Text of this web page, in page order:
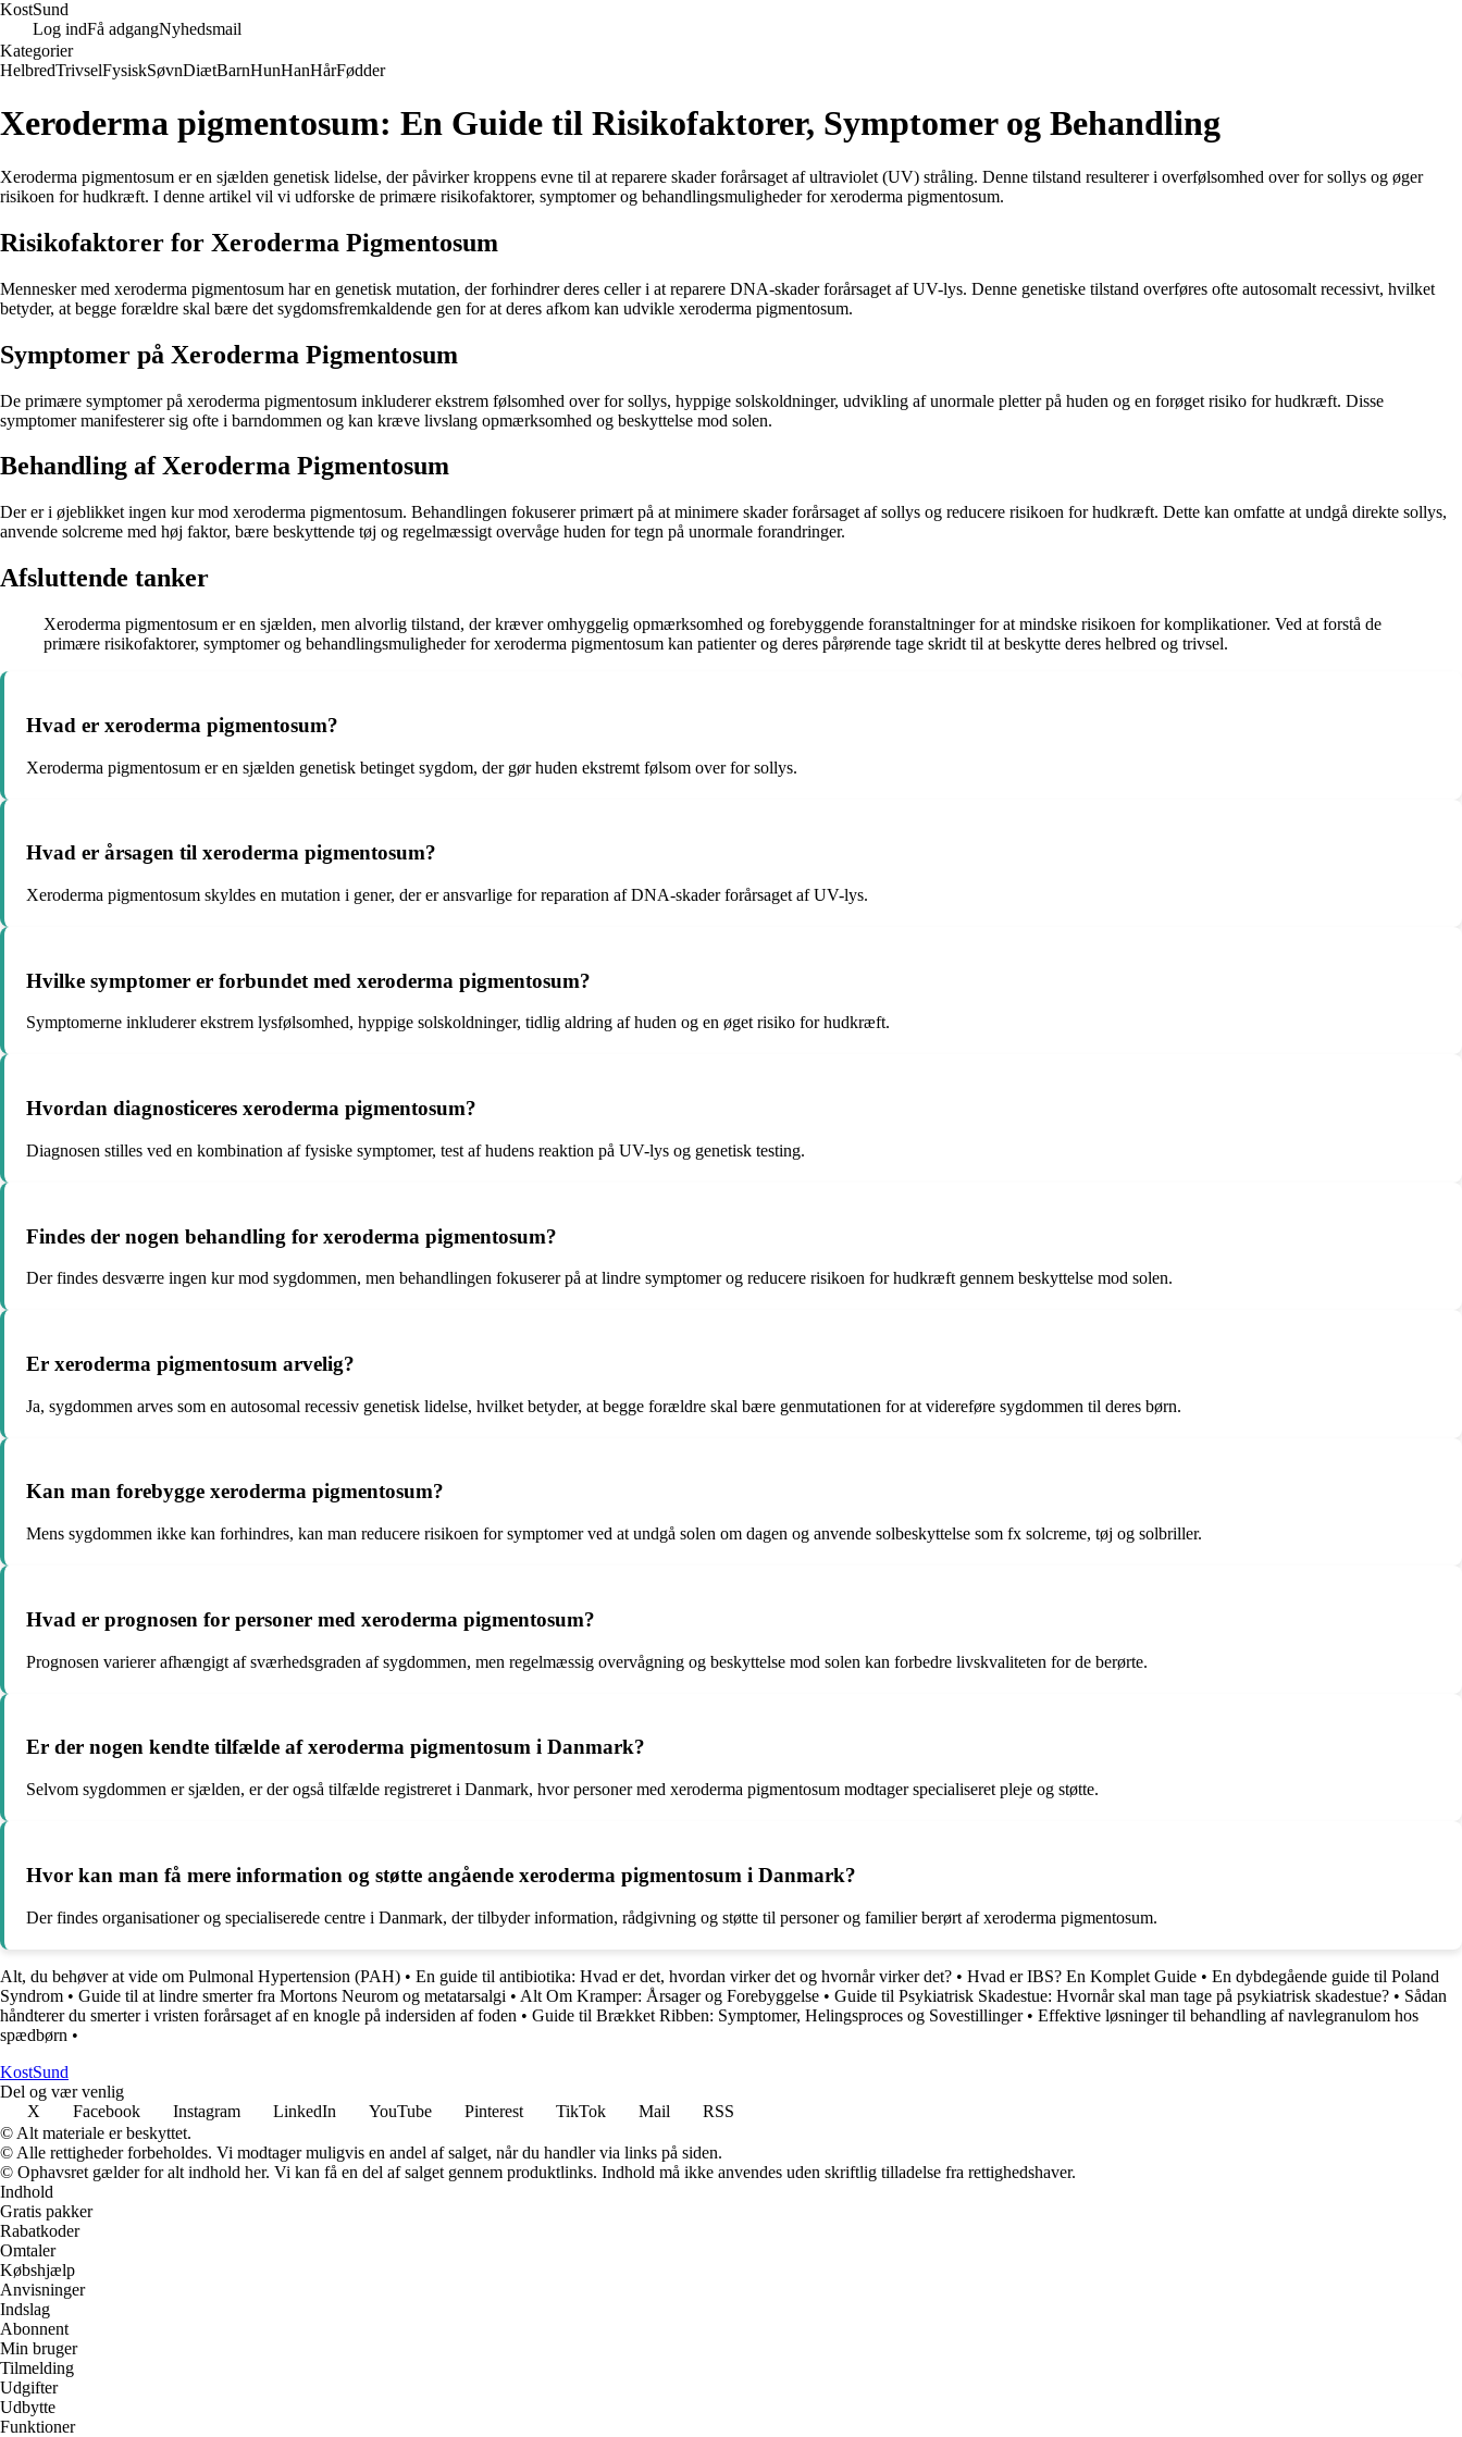
KostSund
Log indFå adgangNyhedsmail
Kategorier
HelbredTrivselFysiskSøvnDiætBarnHunHanHårFødder
Xeroderma pigmentosum: En Guide til Risikofaktorer, Symptomer og Behandling
Xeroderma pigmentosum er en sjælden genetisk lidelse, der påvirker kroppens evne til at reparere skader forårsaget af ultraviolet (UV) stråling. Denne tilstand resulterer i overfølsomhed over for sollys og øger
risikoen for hudkræft. I denne artikel vil vi udforske de primære risikofaktorer, symptomer og behandlingsmuligheder for xeroderma pigmentosum.
Risikofaktorer for Xeroderma Pigmentosum
Mennesker med xeroderma pigmentosum har en genetisk mutation, der forhindrer deres celler i at reparere DNA-skader forårsaget af UV-lys. Denne genetiske tilstand overføres ofte autosomalt recessivt, hvilket
betyder, at begge forældre skal bære det sygdomsfremkaldende gen for at deres afkom kan udvikle xeroderma pigmentosum.
Symptomer på Xeroderma Pigmentosum
De primære symptomer på xeroderma pigmentosum inkluderer ekstrem følsomhed over for sollys, hyppige solskoldninger, udvikling af unormale pletter på huden og en forøget risiko for hudkræft. Disse
symptomer manifesterer sig ofte i barndommen og kan kræve livslang opmærksomhed og beskyttelse mod solen.
Behandling af Xeroderma Pigmentosum
Der er i øjeblikket ingen kur mod xeroderma pigmentosum. Behandlingen fokuserer primært på at minimere skader forårsaget af sollys og reducere risikoen for hudkræft. Dette kan omfatte at undgå direkte sollys,
anvende solcreme med høj faktor, bære beskyttende tøj og regelmæssigt overvåge huden for tegn på unormale forandringer.
Afsluttende tanker
Xeroderma pigmentosum er en sjælden, men alvorlig tilstand, der kræver omhyggelig opmærksomhed og forebyggende foranstaltninger for at mindske risikoen for komplikationer. Ved at forstå de
primære risikofaktorer, symptomer og behandlingsmuligheder for xeroderma pigmentosum kan patienter og deres pårørende tage skridt til at beskytte deres helbred og trivsel.
Hvad er xeroderma pigmentosum?
Xeroderma pigmentosum er en sjælden genetisk betinget sygdom, der gør huden ekstremt følsom over for sollys.
Hvad er årsagen til xeroderma pigmentosum?
Xeroderma pigmentosum skyldes en mutation i gener, der er ansvarlige for reparation af DNA-skader forårsaget af UV-lys.
Hvilke symptomer er forbundet med xeroderma pigmentosum?
Symptomerne inkluderer ekstrem lysfølsomhed, hyppige solskoldninger, tidlig aldring af huden og en øget risiko for hudkræft.
Hvordan diagnosticeres xeroderma pigmentosum?
Diagnosen stilles ved en kombination af fysiske symptomer, test af hudens reaktion på UV-lys og genetisk testing.
Findes der nogen behandling for xeroderma pigmentosum?
Der findes desværre ingen kur mod sygdommen, men behandlingen fokuserer på at lindre symptomer og reducere risikoen for hudkræft gennem beskyttelse mod solen.
Er xeroderma pigmentosum arvelig?
Ja, sygdommen arves som en autosomal recessiv genetisk lidelse, hvilket betyder, at begge forældre skal bære genmutationen for at videreføre sygdommen til deres børn.
Kan man forebygge xeroderma pigmentosum?
Mens sygdommen ikke kan forhindres, kan man reducere risikoen for symptomer ved at undgå solen om dagen og anvende solbeskyttelse som fx solcreme, tøj og solbriller.
Hvad er prognosen for personer med xeroderma pigmentosum?
Prognosen varierer afhængigt af sværhedsgraden af sygdommen, men regelmæssig overvågning og beskyttelse mod solen kan forbedre livskvaliteten for de berørte.
Er der nogen kendte tilfælde af xeroderma pigmentosum i Danmark?
Selvom sygdommen er sjælden, er der også tilfælde registreret i Danmark, hvor personer med xeroderma pigmentosum modtager specialiseret pleje og støtte.
Hvor kan man få mere information og støtte angående xeroderma pigmentosum i Danmark?
Der findes organisationer og specialiserede centre i Danmark, der tilbyder information, rådgivning og støtte til personer og familier berørt af xeroderma pigmentosum.
Alt, du behøver at vide om Pulmonal Hypertension (PAH) • En guide til antibiotika: Hvad er det, hvordan virker det og hvornår virker det? • Hvad er IBS? En Komplet Guide • En dybdegående guide til Poland
Syndrom • Guide til at lindre smerter fra Mortons Neurom og metatarsalgi • Alt Om Kramper: Årsager og Forebyggelse • Guide til Psykiatrisk Skadestue: Hvornår skal man tage på psykiatrisk skadestue? • Sådan
håndterer du smerter i vristen forårsaget af en knogle på indersiden af foden • Guide til Brækket Ribben: Symptomer, Helingsproces og Sovestillinger• Effektive løsninger til behandling af navlegranulom hos
spædbørn •
KostSund
Del og vær venlig
X
Facebook Instagram LinkedIn YouTube Pinterest TikTok Mail
RSS
© Alt materiale er beskyttet.
© Alle rettigheder forbeholdes. Vi modtager muligvis en andel af salget, når du handler via links på siden.
© Ophavsret gælder for alt indhold her. Vi kan få en del af salget gennem produktlinks. Indhold må ikke anvendes uden skriftlig tilladelse fra rettighedshaver.
Indhold
Gratis pakker
Rabatkoder
Omtaler
Købshjælp
Anvisninger
Indslag
Abonnent
Min bruger
Tilmelding
Udgifter
Udbytte
Funktioner